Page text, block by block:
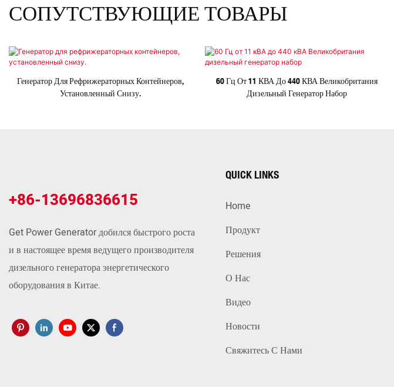
СОПУТСТВУЮЩИЕ ТОВАРЫ
Генератор Для Рефрижераторных Контейнеров,
Установленный Снизу.
60 Гц От 11 КВА До 440 КВА Великобритания
Дизельный Генератор Набор
+86-13696836615
Get Power Generator добился быстрого роста
и в настоящее время ведущего производителя
дизельного генератора энергетического
оборудования в Китае.
QUICK LINKS
Home
Продукт
Решения
О Нас
Видео
Новости
Свяжитесь С Нами